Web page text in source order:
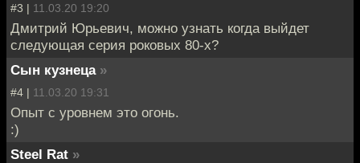
#3 | 11.03.20 19:20
Дмитрий Юрьевич, можно узнать когда выйдет
следующая серия роковых 80-х?
Сын кузнеца »
#4 | 11.03.20 19:31
Опыт с уровнем это огонь.
:)
Steel Rat »